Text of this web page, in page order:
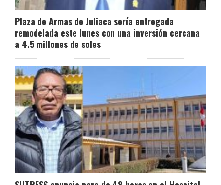
Plaza de Armas de Juliaca sería entregada
remodelada este lunes con una inversión cercana
a 4.5 millones de soles